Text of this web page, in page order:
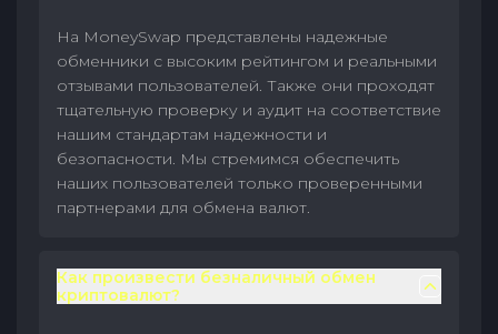
На MoneySwap представлены надежные
обменники с высоким рейтингом и реальными
отзывами пользователей. Также они проходят
тщательную проверку и аудит на соответствие
нашим стандартам надежности и
безопасности. Мы стремимся обеспечить
наших пользователей только проверенными
партнерами для обмена валют.
Как произвести безналичный обмен
криптовалют?